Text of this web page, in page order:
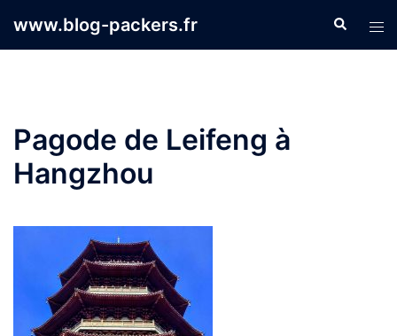
www.blog-packers.fr
le
Pagode de Leifeng à
Hangzhou